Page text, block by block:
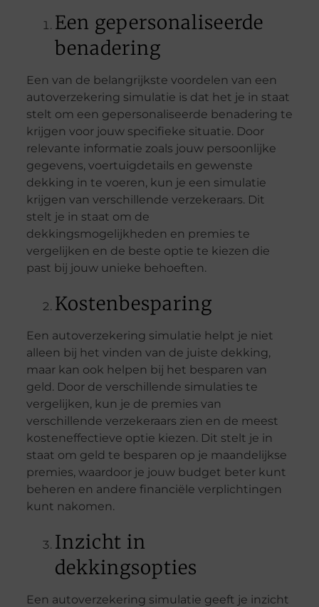
Een gepersonaliseerde
benadering
Een van de belangrijkste voordelen van een
autoverzekering simulatie is dat het je in staat
stelt om een gepersonaliseerde benadering te
krijgen voor jouw specifieke situatie. Door
relevante informatie zoals jouw persoonlijke
gegevens, voertuigdetails en gewenste
dekking in te voeren, kun je een simulatie
krijgen van verschillende verzekeraars. Dit
stelt je in staat om de
dekkingsmogelijkheden en premies te
vergelijken en de beste optie te kiezen die
past bij jouw unieke behoeften.
Kostenbesparing
Een autoverzekering simulatie helpt je niet
alleen bij het vinden van de juiste dekking,
maar kan ook helpen bij het besparen van
geld. Door de verschillende simulaties te
vergelijken, kun je de premies van
verschillende verzekeraars zien en de meest
kosteneffectieve optie kiezen. Dit stelt je in
staat om geld te besparen op je maandelijkse
premies, waardoor je jouw budget beter kunt
beheren en andere financiële verplichtingen
kunt nakomen.
Inzicht in
dekkingsopties
Een autoverzekering simulatie geeft je inzicht